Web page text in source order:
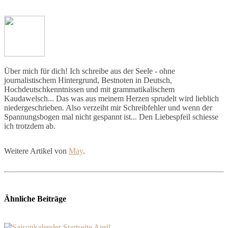
Über mich für dich! Ich schreibe aus der Seele - ohne
journalistischem Hintergrund, Bestnoten in Deutsch,
Hochdeutschkenntnissen und mit grammatikalischem
Kaudawelsch... Das was aus meinem Herzen sprudelt wird lieblich
niedergeschrieben. Also verzeiht mir Schreibfehler und wenn der
Spannungsbogen mal nicht gespannt ist... Den Liebespfeil schiesse
ich trotzdem ab.
Weitere Artikel von May.
Ähnliche Beiträge